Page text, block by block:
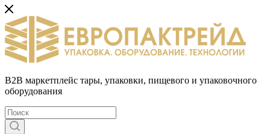
B2B маркетплейс тары, упаковки, пищевого и упаковочного
оборудования